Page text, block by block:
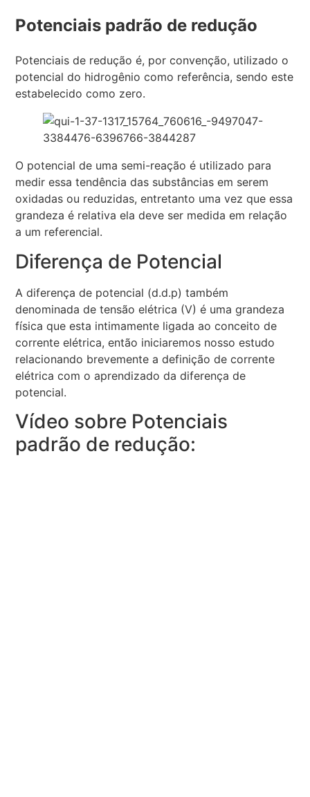
Potenciais padrão de redução
Potenciais de redução é, por convenção, utilizado o
potencial do hidrogênio como referência, sendo este
estabelecido como zero.
O potencial de uma semi-reação é utilizado para
medir essa tendência das substâncias em serem
oxidadas ou reduzidas, entretanto uma vez que essa
grandeza é relativa ela deve ser medida em relação
a um referencial.
Diferença de Potencial
A diferença de potencial (d.d.p) também
denominada de tensão elétrica (V) é uma grandeza
física que esta intimamente ligada ao conceito de
corrente elétrica, então iniciaremos nosso estudo
relacionando brevemente a definição de corrente
elétrica com o aprendizado da diferença de
potencial.
Vídeo sobre Potenciais
padrão de redução: